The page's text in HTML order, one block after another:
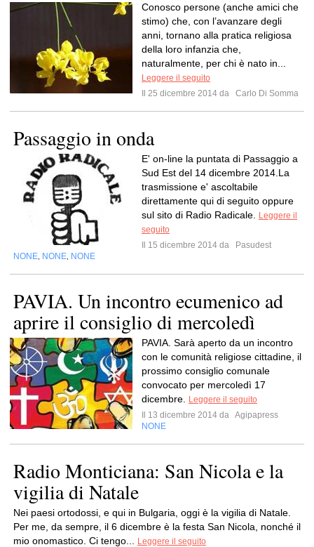
Conosco persone (anche amici che
stimo) che, con l’avanzare degli
anni, tornano alla pratica religiosa
della loro infanzia che,
naturalmente, per chi è nato in...
Leggere il seguito
Il 25 dicembre 2014 da
Carlo Di Somma
Passaggio in onda
E' on-line la puntata di Passaggio a
Sud Est del 14 dicembre 2014.La
trasmissione e' ascoltabile
direttamente qui di seguito oppure
sul sito di Radio Radicale.
Leggere il
seguito
Il 15 dicembre 2014 da
Pasudest
NONE NONE NONE
PAVIA. Un incontro ecumenico ad
aprire il consiglio di mercoledì
PAVIA. Sarà aperto da un incontro
con le comunità religiose cittadine, il
prossimo consiglio comunale
convocato per mercoledì 17
dicembre.
Leggere il seguito
Il 13 dicembre 2014 da Agipapress
NONE
Radio Monticiana: San Nicola e la
vigilia di Natale
Nei paesi ortodossi, e qui in Bulgaria, oggi è la vigilia di Natale.
Per me, da sempre, il 6 dicembre è la festa San Nicola, nonché il
mio onomastico. Ci tengo...
Leggere il seguito